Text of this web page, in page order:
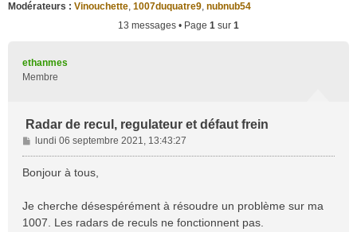
Modérateurs : Vinouchette, 1007duquatre9, nubnub54
13 messages • Page 1 sur 1
ethanmes
Membre
Radar de recul, regulateur et défaut frein
M
e
s
g
e
lundi 06 septembre 2021, 13:43:27
Bonjour à tous,
Je cherche désespérément à résoudre un problème sur ma
1007. Les radars de reculs ne fonctionnent pas.